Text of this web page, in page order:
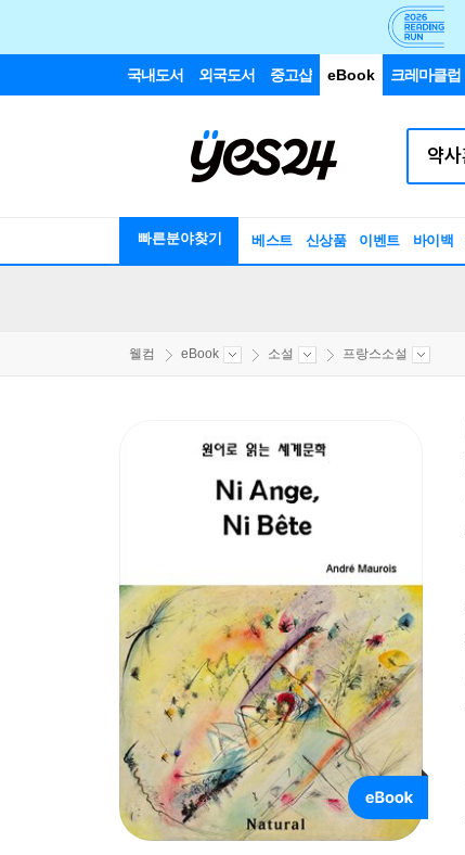
국내도서 외국도서 중고샵 eBook 크레마클럽
빠른분야찾기 베스트 신상품 이벤트 바이백
웰컴 eBook 소설 프랑스소설